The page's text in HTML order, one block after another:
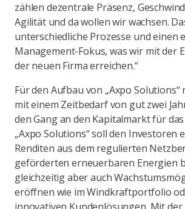
zählen dezentrale Präsenz,
Agilität und da wollen wir wachsen.
unterschiedliche Prozesse und einen
Management-Fokus, was wir mit der
der neuen Firma erreichen.“
Für den Aufbau von „Axpo Solutions“
mit einem Zeitbedarf von gut zwei
den Gang an den Kapitalmarkt für das
„Axpo Solutions“ soll den Investoren
Renditen aus dem regulierten
geförderten erneuerbaren Energien
gleichzeitig aber auch
eröffnen wie im Windkraftportfolio